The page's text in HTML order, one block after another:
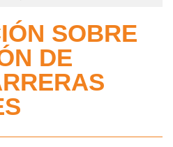
SOBRE
DE